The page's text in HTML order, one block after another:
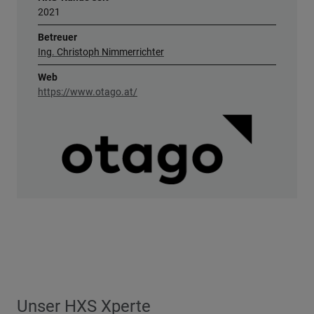
2021
Betreuer
Ing. Christoph Nimmerrichter
Web
https://www.otago.at/
Unser HXS Xperte